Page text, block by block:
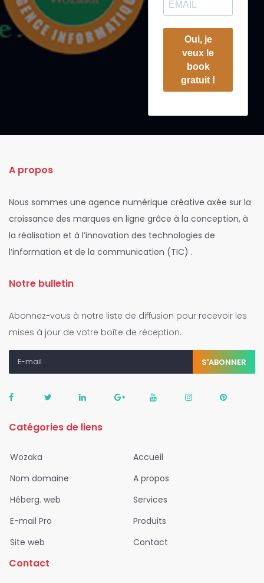
Oui, je
veux le
book
gratuit !
A propos
Nous sommes une agence numérique créative axée sur la
croissance des marques en ligne grâce à la conception, à
la réalisation et à l’innovation des technologies de
l’information et de la communication (TIC) .
Notre bulletin
Abonnez-vous à notre liste de diffusion pour recevoir les
mises à jour de votre boîte de réception.
S'ABONNER
Catégories de liens
Wozaka
Accueil
Nom domaine
A propos
Héberg. web
Services
E-mail Pro
Produits
Site web
Contact
Contact